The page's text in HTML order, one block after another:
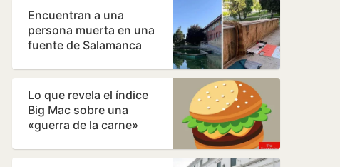
Encuentran a una
persona muerta en una
fuente de Salamanca
Lo que revela el índice
Big Mac sobre una
«guerra de la carne»
mundial